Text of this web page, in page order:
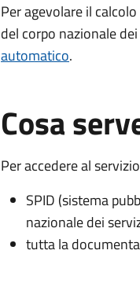
Per agevolare il
del corpo nazionale
automatico.
Cosa
Per accedere al
SPID (sistema
nazionale dei
tutta la